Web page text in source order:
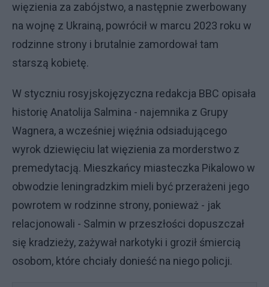
więzienia za zabójstwo, a następnie zwerbowany
na wojnę z Ukrainą, powrócił w marcu 2023 roku w
rodzinne strony i brutalnie zamordował tam
starszą kobietę.
W styczniu rosyjskojęzyczna redakcja BBC opisała
historię Anatolija Salmina - najemnika z Grupy
Wagnera, a wcześniej więźnia odsiadującego
wyrok dziewięciu lat więzienia za morderstwo z
premedytacją. Mieszkańcy miasteczka Pikalowo w
obwodzie leningradzkim mieli być przerażeni jego
powrotem w rodzinne strony, ponieważ - jak
relacjonowali - Salmin w przeszłości dopuszczał
się kradzieży, zażywał narkotyki i groził śmiercią
osobom, które chciały donieść na niego policji.